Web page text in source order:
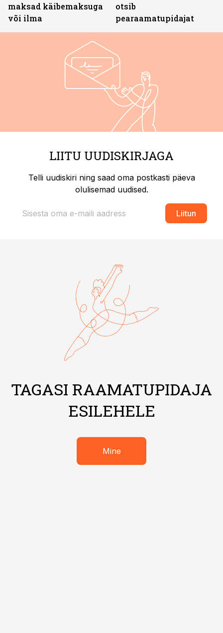
maksad käibemaksuga
või ilma
otsib
pearaamatupidajat
LIITU UUDISKIRJAGA
Telli uudiskiri ning saad oma postkasti päeva
olulisemad uudised.
Liitun
TAGASI RAAMATUPIDAJA
ESILEHELE
Mine